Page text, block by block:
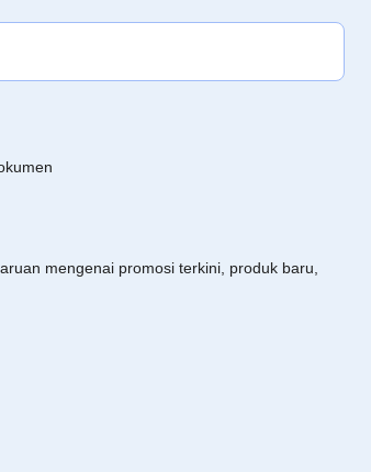
mengenai promosi terkini, produk baru,